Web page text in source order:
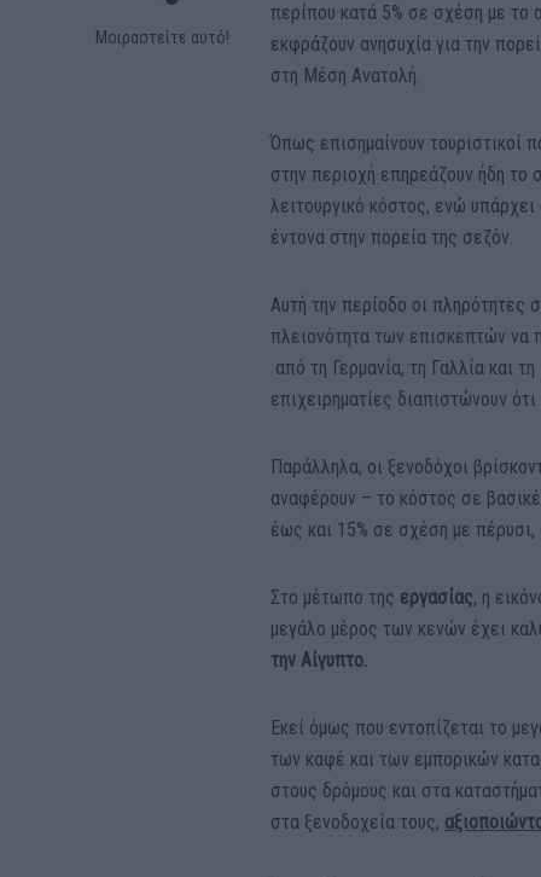
Μοιραστείτε αυτό!
περίπου κατά 5% σε σχέση με το
εκφράζουν ανησυχία για την
στη Μέση Ανατολή.
Όπως επισημαίνουν τουριστικοί
στην περιοχή επηρεάζουν ήδη το
λειτουργικό κόστος, ενώ
έντονα στην πορεία της σεζόν.
Αυτή την περίοδο οι πληρότητες
πλειονότητα των επισκεπτών να
από τη Γερμανία, τη Γαλλία και
επιχειρηματίες διαπιστώνουν
Παράλληλα, οι ξενοδόχοι
αναφέρουν – το κόστος σε
έως και 15% σε σχέση με πέρυσι,
Στο μέτωπο της εργασίας, η
μεγάλο μέρος των κενών έχει
την Αίγυπτο.
Εκεί όμως που εντοπίζεται το
των καφέ και των εμπορικών
στους δρόμους και στα
στα ξενοδοχεία τους,